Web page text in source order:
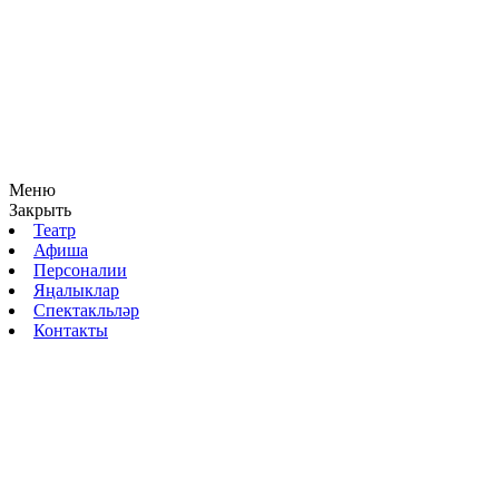
Меню
Закрыть
Театр
Афиша
Персоналии
Яңалыклар
Спектакльләр
Контакты